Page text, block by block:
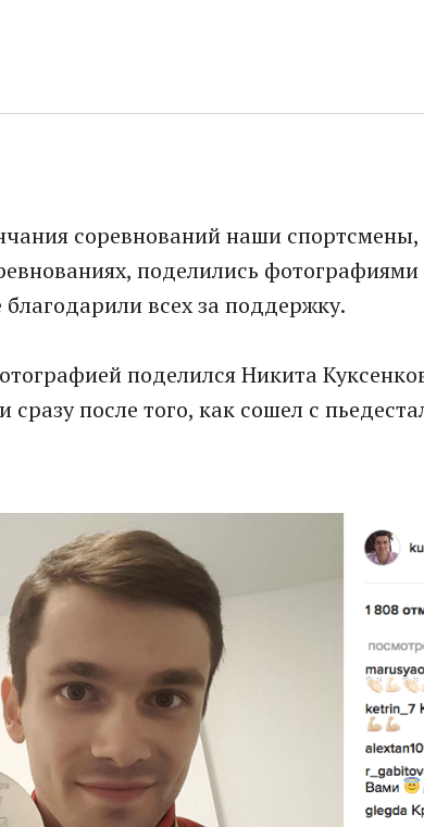
соревнований наши
поделились
благодарили всех за поддержку.
поделился Никита
сразу после того, как сошел с